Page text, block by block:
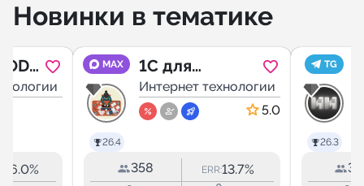
Новинки в тематике
36.0%
MAX
26.4
1С для
Бухгалтера 1C
Интернет технологии
5.0
358 ERR:13.7%
TG
26.3